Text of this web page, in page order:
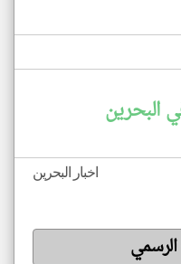
البحرين
اخبار البحرين
الرسمي